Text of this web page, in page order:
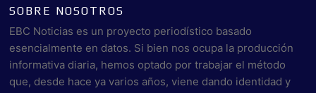
SOBRE NOSOTROS
EBC Noticias es un proyecto periodístico basado
esencialmente en datos. Si bien nos ocupa la producción
informativa diaria, hemos optado por trabajar el método
que, desde hace ya varios años, viene dando identidad y